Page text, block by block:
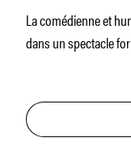
La comédienne et
dans un spectacle